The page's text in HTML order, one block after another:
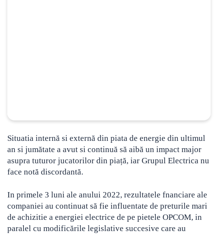
Situatia internă si externă din piata de energie din ultimul
an si jumătate a avut si continuă să aibă un impact major
asupra tuturor jucatorilor din piață, iar Grupul Electrica nu
face notă discordantă.
In primele 3 luni ale anului 2022, rezultatele fnanciare ale
companiei au continuat să fie influentate de preturile mari
de achizitie a energiei electrice de pe pietele OPCOM, in
paralel cu modificările legislative succesive care au